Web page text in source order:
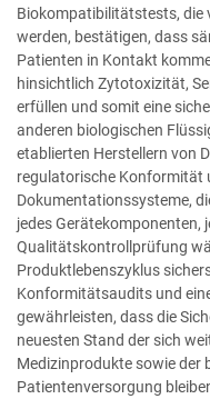
Biokompatibilitätstests, die
werden, bestätigen, dass
Patienten in Kontakt
hinsichtlich Zytotoxizität,
erfüllen und somit eine
anderen biologischen
etablierten Herstellern von
regulatorische Konformität
Dokumentationssysteme,
jedes Gerätekomponenten,
Qualitätskontrollprüfung
Produktlebenszyklus
Konformitätsaudits und
gewährleisten, dass die
neuesten Stand der sich
Medizinprodukte sowie der
Patientenversorgung